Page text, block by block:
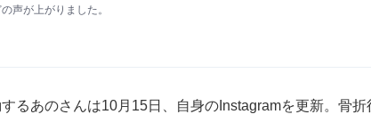
声が上がりました。
るあのさんは10月15日、自身のInstagramを更新。骨折